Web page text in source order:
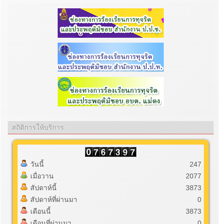
สถิติการให้บริการ
วันนี้
เมื่อวาน
สัปดาห์นี้
สัปดาห์ที่ผ่านมา
เดือนนี้
247
2077
3873
0
3873